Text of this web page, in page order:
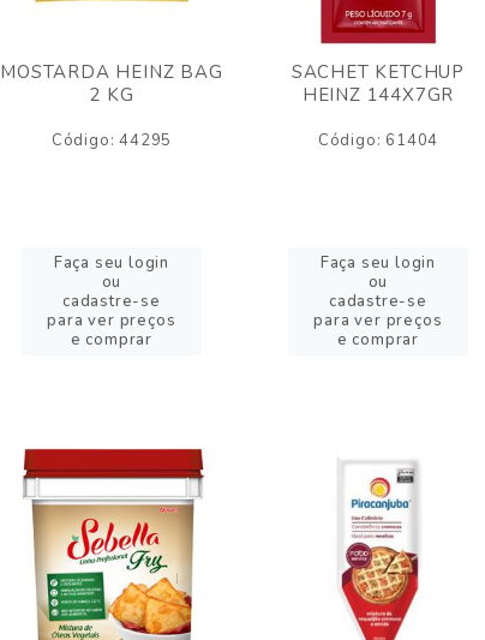
MOSTARDA HEINZ BAG
2 KG
Código: 44295
Faça seu login
ou
cadastre-se
para ver preços
e comprar
SACHET KETCHUP
HEINZ 144X7GR
Código: 61404
Faça seu login
ou
cadastre-se
para ver preços
e comprar